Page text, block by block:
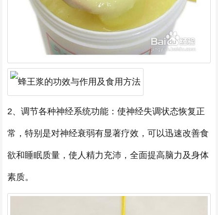
2、调节各种神经系统功能：使神经失调状态恢复正
常，特别是对神经衰弱有显著疗效，可以迅速改善食
欲和睡眠质量，使人精力充沛，全面提高脑力及身体
素质。